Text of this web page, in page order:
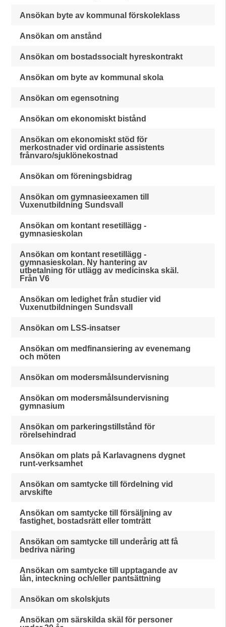
Ansökan byte av kommunal förskoleklass
Ansökan om anstånd
Ansökan om bostadssocialt hyreskontrakt
Ansökan om byte av kommunal skola
Ansökan om egensotning
Ansökan om ekonomiskt bistånd
Ansökan om ekonomiskt stöd för
merkostnader vid ordinarie assistents
frånvaro/sjuklönekostnad
Ansökan om föreningsbidrag
Ansökan om gymnasieexamen till
Vuxenutbildning Sundsvall
Ansökan om kontant resetillägg -
gymnasieskolan
Ansökan om kontant resetillägg -
gymnasieskolan. Ny hantering av
utbetalning för utlägg av medicinska skäl.
Från V6
Ansökan om ledighet från studier vid
Vuxenutbildningen Sundsvall
Ansökan om LSS-insatser
Ansökan om medfinansiering av evenemang
och möten
Ansökan om modersmålsundervisning
Ansökan om modersmålsundervisning
gymnasium
Ansökan om parkeringstillstånd för
rörelsehindrad
Ansökan om plats på Karlavagnens dygnet
runt-verksamhet
Ansökan om samtycke till fördelning vid
arvskifte
Ansökan om samtycke till försäljning av
fastighet, bostadsrätt eller tomträtt
Ansökan om samtycke till underårig att få
bedriva näring
Ansökan om samtycke till upptagande av
lån, inteckning och/eller pantsättning
Ansökan om skolskjuts
Ansökan om särskilda skäl för personer